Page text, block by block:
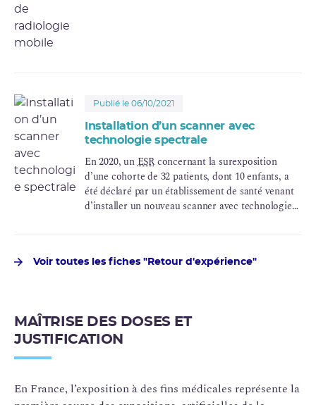
Publié le 06/10/2021
Installation d’un scanner avec
technologie spectrale
En 2020, un ESRconcernant la surexposition
d’une cohorte de 32 patients, dont 10 enfants, a
été déclaré par un établissement de santé venant
d’installer un nouveau scanner avec technologie
Voir toutes les fiches "Retour d'expérience"
MAÎTRISE DES DOSES ET
JUSTIFICATION
En France, l’exposition à des fins médicales représente la